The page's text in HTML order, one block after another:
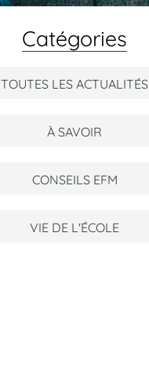
Catégories
TOUTES LES ACTUALITÉS
À SAVOIR
CONSEILS EFM
VIE DE L'ÉCOLE